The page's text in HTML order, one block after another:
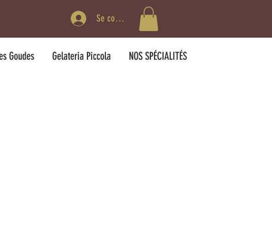
Se connecter
Goudes Gelateria Piccola NOS SPÉCIALITÉS